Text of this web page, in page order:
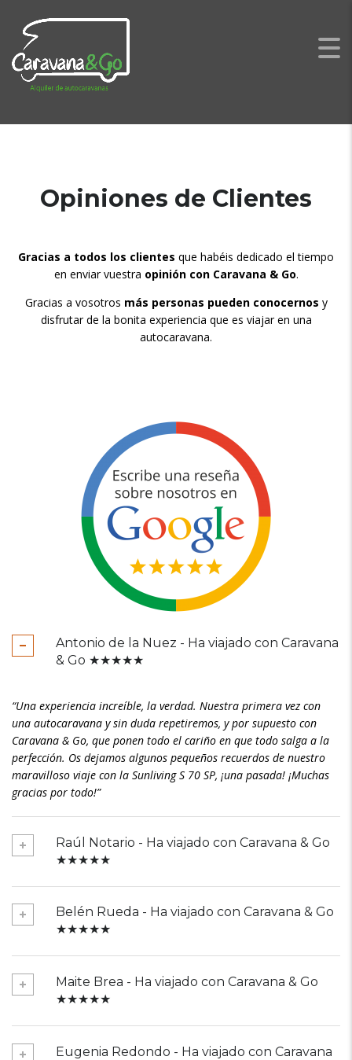
Opiniones de Clientes
Gracias a todos los clientes que habéis dedicado el tiempo
en enviar vuestra opinión con Caravana & Go.
Gracias a vosotros más personas pueden conocernos y
disfrutar de la bonita experiencia que es viajar en una
autocaravana.
Antonio de la Nuez - Ha viajado con Caravana
& Go ★★★★★
“Una experiencia increíble, la verdad. Nuestra primera vez con
una autocaravana y sin duda repetiremos, y por supuesto con
Caravana & Go, que ponen todo el cariño en que todo salga a la
perfección. Os dejamos algunos pequeños recuerdos de nuestro
maravilloso viaje con la Sunliving S 70 SP, ¡una pasada! ¡Muchas
gracias por todo!”
Raúl Notario - Ha viajado con Caravana & Go
★★★★★
Belén Rueda - Ha viajado con Caravana & Go
★★★★★
Maite Brea - Ha viajado con Caravana & Go
★★★★★
Eugenia Redondo - Ha viajado con Caravana